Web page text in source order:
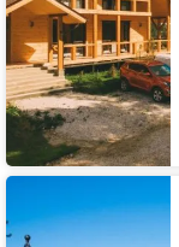
Отель
слобода